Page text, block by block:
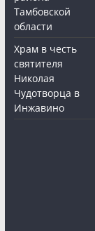
Тамбовской
области
Храм в честь
святителя
Николая
Чудотворца в
Инжавино